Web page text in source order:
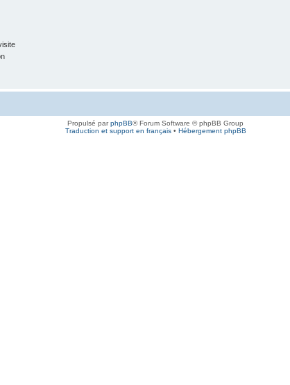
Propulsé parphpBB® Forum Software © phpBB Group
Traduction et support en français• Hébergement phpBB